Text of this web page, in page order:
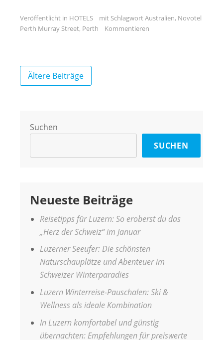
Veröffentlicht in HOTELS mit Schlagwort Australien, Novotel
Perth Murray Street, Perth Kommentieren
Beitragsnavigation
Ältere Beiträge
Suchen
SUCHEN
Neueste Beiträge
Reisetipps für Luzern: So eroberst du das
„Herz der Schweiz“ im Januar
Luzerner Seeufer: Die schönsten
Naturschauplätze und Abenteuer im
Schweizer Winterparadies
Luzern Winterreise-Pauschalen: Ski &
Wellness als ideale Kombination
In Luzern komfortabel und günstig
übernachten: Empfehlungen für preiswerte